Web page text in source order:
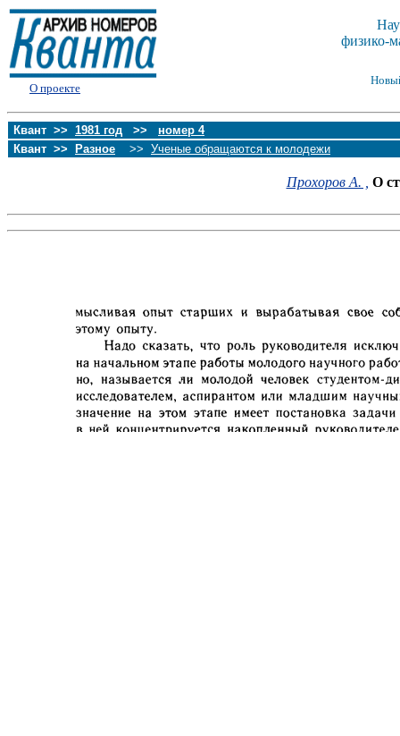
О проекте
физико-
Квант >> 1981 год >> номер 4
Квант >>
Разное >> Ученые обращаются к молодежи
Прохоров А. , О